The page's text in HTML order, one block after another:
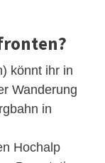
könnt ihr in
Wanderung
in
Hochalp